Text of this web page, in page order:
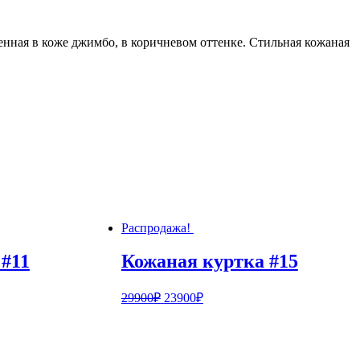
в коже джимбо, в коричневом оттенке. Стильная кожаная
Распродажа!
Кожаная куртка #15
29900₽ 23900₽